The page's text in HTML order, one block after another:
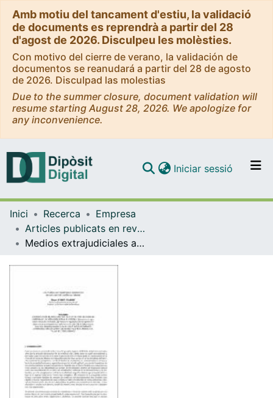
Amb motiu del tancament d'estiu, la validació
de documents es reprendrà a partir del 28
d'agost de 2026. Disculpeu les molèsties.
Con motivo del cierre de verano, la validación de
documentos se reanudará a partir del 28 de agosto
de 2026. Disculpad las molestias
Due to the summer closure, document validation will
resume starting August 28, 2026. We apologize for
any inconvenience.
Navega per tot el DD
Iniciar sessió (current)
Inici Recerca
Empresa
Articles publicats en revistes (Empresa)
Medios extrajudiciales antónomos de solución de conflictos laborales